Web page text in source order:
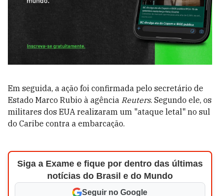
Em seguida, a ação foi confirmada pelo secretário de
Estado Marco Rubio à agência Reuters. Segundo ele, os
militares dos EUA realizaram um "ataque letal" no sul
do Caribe contra a embarcação.
Siga a Exame e fique por dentro das últimas
notícias do Brasil e do Mundo
Seguir no Google